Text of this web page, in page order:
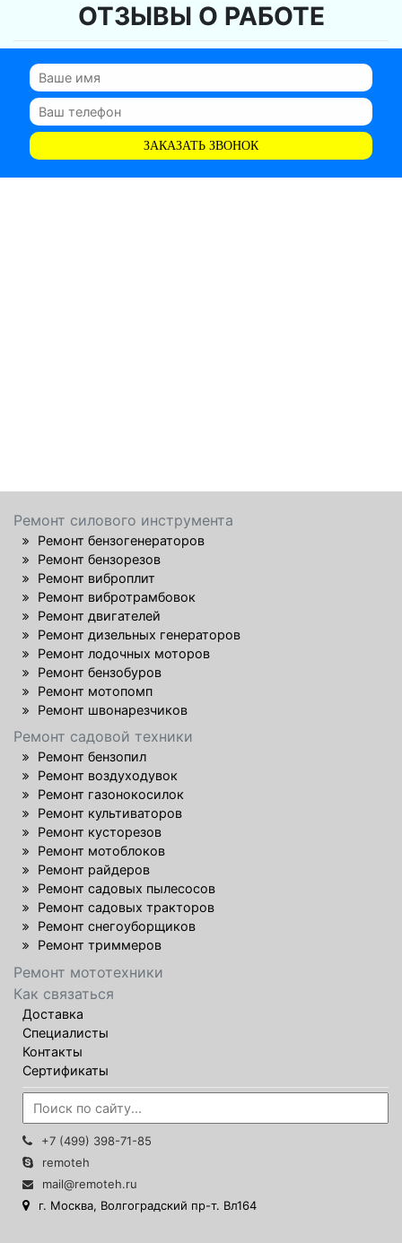
ОТЗЫВЫ О РАБОТЕ
ЗАКАЗАТЬ ЗВОНОК
Ремонт силового инструмента
Ремонт бензогенераторов
Ремонт бензорезов
Ремонт виброплит
Ремонт вибротрамбовок
Ремонт двигателей
Ремонт дизельных генераторов
Ремонт лодочных моторов
Ремонт бензобуров
Ремонт мотопомп
Ремонт швонарезчиков
Ремонт садовой техники
Ремонт бензопил
Ремонт воздуходувок
Ремонт газонокосилок
Ремонт культиваторов
Ремонт кусторезов
Ремонт мотоблоков
Ремонт райдеров
Ремонт садовых пылесосов
Ремонт садовых тракторов
Ремонт снегоуборщиков
Ремонт триммеров
Ремонт мототехники
Как связаться
Доставка
Специалисты
Контакты
Сертификаты
+7 (499) 398-71-85
remoteh
mail@remoteh.ru
г. Москва, Волгоградский пр-т. Вл164